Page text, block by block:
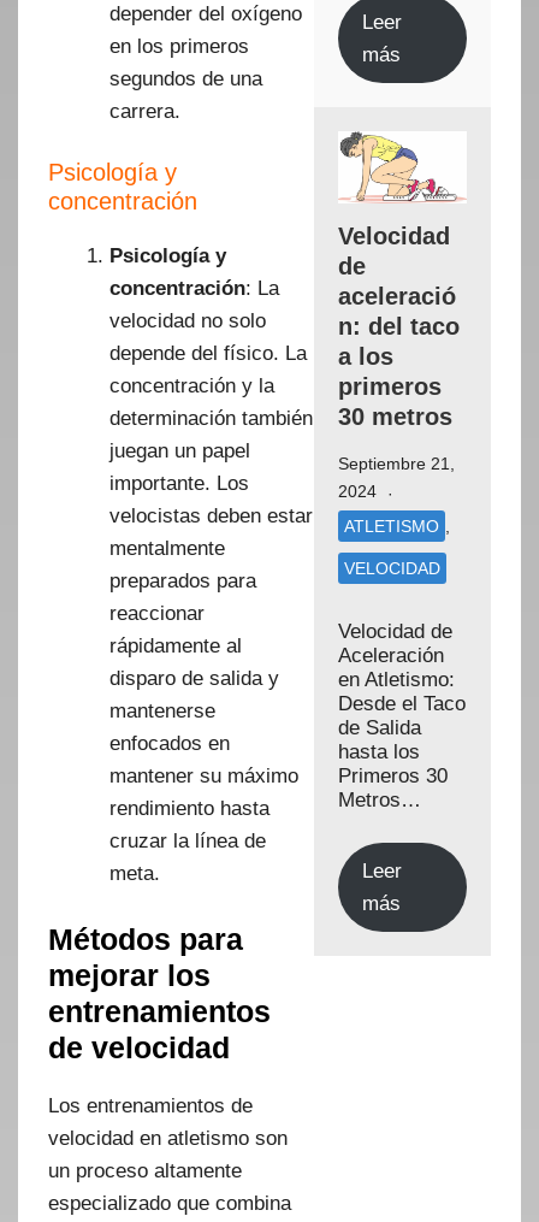
depender del oxígeno
en los primeros
segundos de una
carrera.
Psicología y
concentración
Psicología y
concentración: La
velocidad no solo
depende del físico. La
concentración y la
determinación también
juegan un papel
importante. Los
velocistas deben estar
mentalmente
preparados para
reaccionar
rápidamente al
disparo de salida y
mantenerse
enfocados en
mantener su máximo
rendimiento hasta
cruzar la línea de
meta.
Métodos para
mejorar los
entrenamientos
de velocidad
Los entrenamientos de
velocidad en atletismo son
un proceso altamente
especializado que combina
Leer
más
Velocidad
de
aceleració
n: del taco
a los
primeros
30 metros
Septiembre 21,
2024
ATLETISMO ,
VELOCIDAD
Velocidad de
Aceleración
en Atletismo:
Desde el Taco
de Salida
hasta los
Primeros 30
Metros…
Leer
más